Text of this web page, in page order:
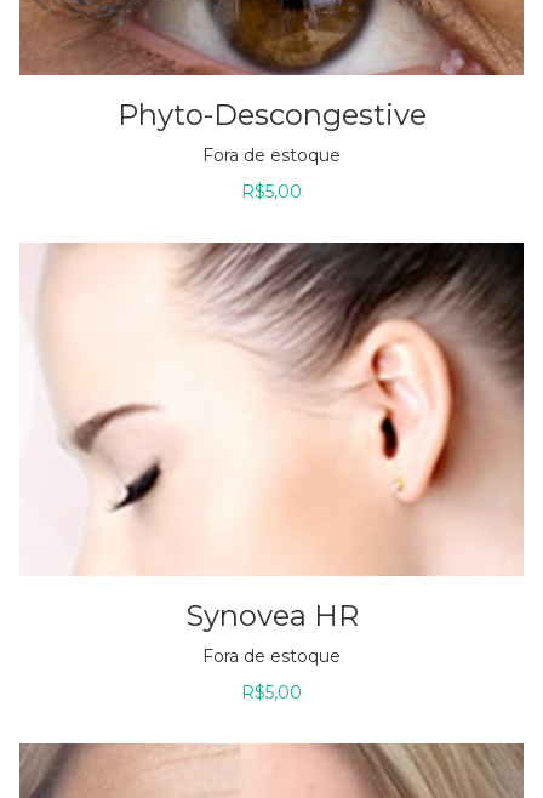
Phyto-Descongestive
Fora de estoque
R$5,00
Synovea HR
Fora de estoque
R$5,00